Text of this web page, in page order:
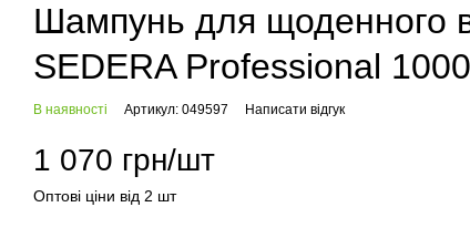
Шампунь для щоденного
SEDERA Professional
В наявності Артикул: 049597 Написати відгук
1 070 грн/шт
Оптові ціни від 2 шт